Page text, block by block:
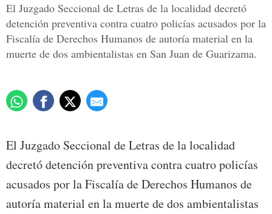
El Juzgado Seccional de Letras de la localidad decretó
detención preventiva contra cuatro policías acusados por la
Fiscalía de Derechos Humanos de autoría material en la
muerte de dos ambientalistas en San Juan de Guarizama.
El Juzgado Seccional de Letras de la localidad
decretó detención preventiva contra cuatro policías
acusados por la Fiscalía de Derechos Humanos de
autoría material en la muerte de dos ambientalistas